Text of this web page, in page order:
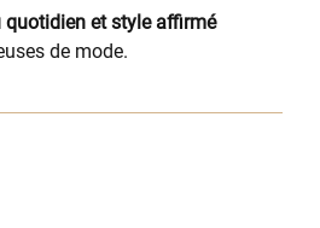
et style affirmé
de mode.